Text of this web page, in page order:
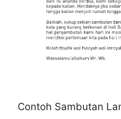
Contoh Sambutan